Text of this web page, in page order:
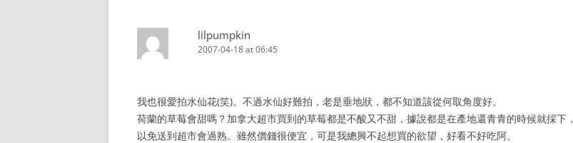
lilpumpkin
2007-04-18 at 06:45
我也很愛拍水仙花(笑)。不過水仙好難拍，老是垂地狀，都不知道該從何取角度好。
荷蘭的草莓會甜嗎？加拿大超市買到的草莓都是不酸又不甜，據說都是在產地還青青的時候就採下，
以免送到超市會過熟。雖然價錢很便宜，可是我總興不起想買的欲望，好看不好吃阿。